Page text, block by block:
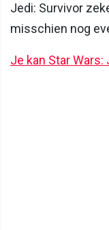
Jedi: Survivor
misschien nog
Je kan Star